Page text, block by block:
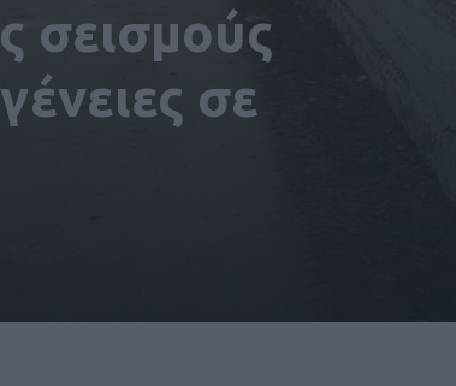
σεισμούς
σε